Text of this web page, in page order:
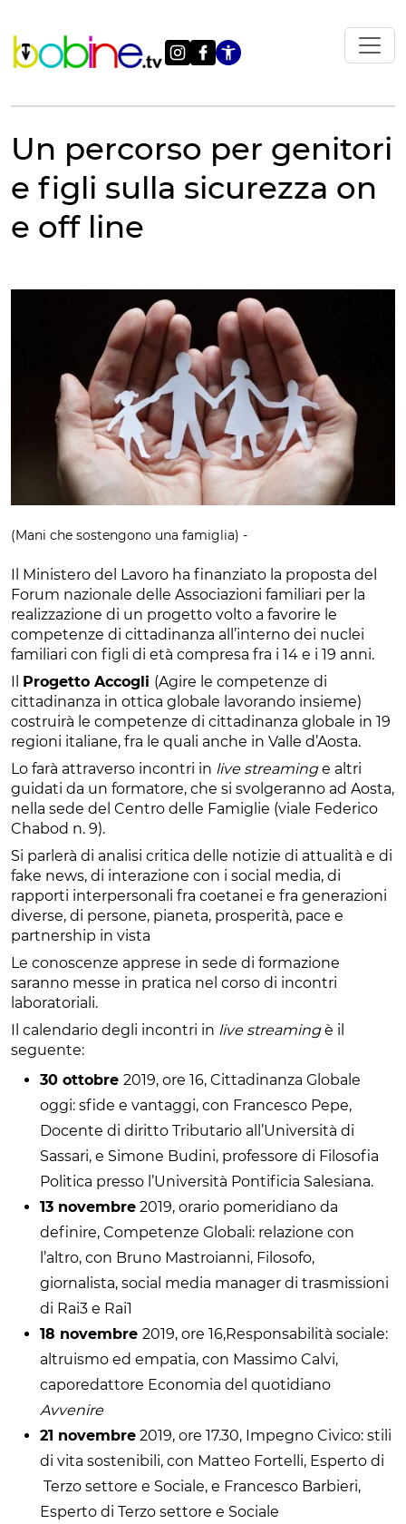
contenuto
Apri le
Un percorso per genitori
e figli sulla sicurezza on
e off line
(Mani che sostengono una famiglia) -
Il Ministero del Lavoro ha finanziato la proposta del
Forum nazionale delle Associazioni familiari per la
realizzazione di un progetto volto a favorire le
competenze di cittadinanza all’interno dei nuclei
familiari con figli di età compresa fra i 14 e i 19 anni.
Il Progetto Accogli (Agire le competenze di
cittadinanza in ottica globale lavorando insieme)
costruirà le competenze di cittadinanza globale in 19
regioni italiane, fra le quali anche in Valle d’Aosta.
Lo farà attraverso incontri in live streaminge altri
guidati da un formatore, che si svolgeranno ad Aosta,
nella sede del Centro delle Famiglie (viale Federico
Chabod n. 9).
Si parlerà di analisi critica delle notizie di attualità e di
fake news, di interazione con i social media, di
rapporti interpersonali fra coetanei e fra generazioni
diverse, di persone, pianeta, prosperità, pace e
partnership in vista
Le conoscenze apprese in sede di formazione
saranno messe in pratica nel corso di incontri
laboratoriali.
Il calendario degli incontri in live streamingè il
seguente:
30 ottobre 2019, ore 16, Cittadinanza Globale
oggi: sfide e vantaggi, con Francesco Pepe,
Docente di diritto Tributario all’Università di
Sassari, e Simone Budini, professore di Filosofia
Politica presso l’Università Pontificia Salesiana.
13 novembre 2019, orario pomeridiano da
definire, Competenze Globali: relazione con
l’altro, con Bruno Mastroianni, Filosofo,
giornalista, social media manager di trasmissioni
di Rai3 e Rai1
18 novembre 2019, ore 16,Responsabilità sociale:
altruismo ed empatia, con Massimo Calvi,
caporedattore Economia del quotidiano
Avvenire
21 novembre 2019, ore 17.30, Impegno Civico: stili
di vita sostenibili, con Matteo Fortelli, Esperto di
Terzo settore e Sociale, e Francesco Barbieri,
Esperto di Terzo settore e Sociale